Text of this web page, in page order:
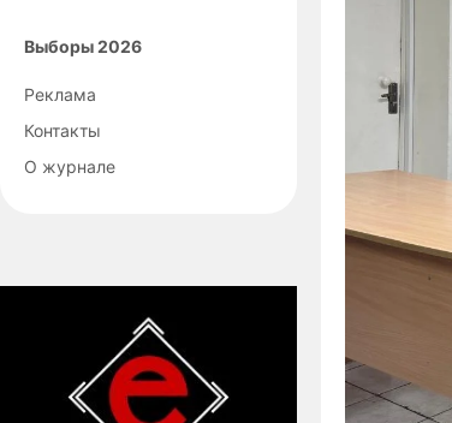
Выборы 2026
Реклама
Контакты
О журнале